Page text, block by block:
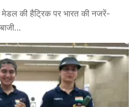
की हैट्रिक पर भारत की नजरें-